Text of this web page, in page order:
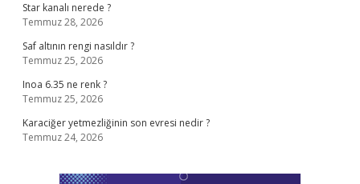
Star kanalı nerede ?
Temmuz 28, 2026
Saf altının rengi nasıldır ?
Temmuz 25, 2026
Inoa 6.35 ne renk ?
Temmuz 25, 2026
Karaciğer yetmezliğinin son evresi nedir ?
Temmuz 24, 2026